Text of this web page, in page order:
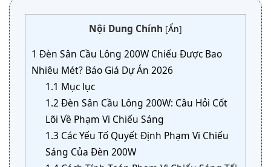
Nội Dung Chính [Ẩn]
1 Đèn Sân Cầu Lông 200W Chiếu Được Bao
Nhiêu Mét? Báo Giá Dự Án 2026
1.1 Mục lục
1.2 Đèn Sân Cầu Lông 200W: Câu Hỏi Cốt
Lõi Về Phạm Vi Chiếu Sáng
1.3 Các Yếu Tố Quyết Định Phạm Vi Chiếu
Sáng Của Đèn 200W